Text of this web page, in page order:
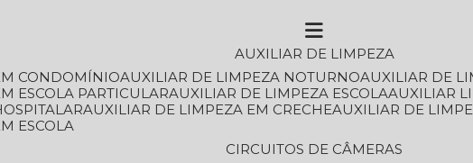
AUXILIAR DE LIMPEZA
CONDOMÍNIO
AUXILIAR DE LIMPEZA NOTURNO
AUXILIAR DE
ESCOLA PARTICULAR
AUXILIAR DE LIMPEZA ESCOLA AUXILIAR
AUXILIAR DE LIMPEZA EM CRECHE
AUXILIAR DE
ESCOLA
CIRCUITOS DE CÂMERAS